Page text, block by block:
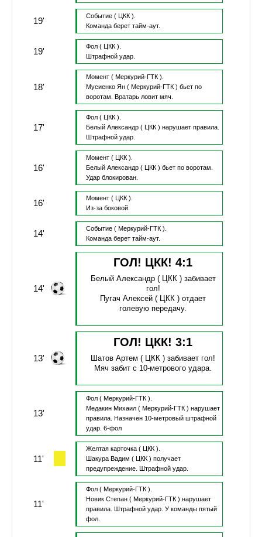
19' Событие ( ЦКК ).
Команда берет тайм-аут.
19' Фол ( ЦКК ).
Штрафной удар.
18'
Момент ( Меркурий-ГТК ).
Мусиенко Ян( Меркурий-ГТК ) бьет по
воротам.
Вратарь ловит мяч.
17'
Фол ( ЦКК ).
Белый Александр( ЦКК ) нарушает правила.
Штрафной удар.
16'
Момент ( ЦКК ).
Белый Александр( ЦКК ) бьет по воротам.
Удар блокирован.
16' Момент ( ЦКК ).
Из-за боковой.
14' Событие ( Меркурий-ГТК ).
Команда берет тайм-аут.
14'
ГОЛ! ЦКК!4:1
Белый Александр( ЦКК ) забивает
гол!
Пугач Алексей ( ЦКК )отдает
голевую передачу.
13'
ГОЛ! ЦКК!3:1
Шатов Артем ( ЦКК )забивает гол!
Мяч забит с 10-метрового удара.
13'
Фол ( Меркурий-ГТК ).
Медакин Михаил( Меркурий-ГТК ) нарушает
правила.
Назначен 10-метровый штрафной
удар. 6-фол
11'
Желтая карточка ( ЦКК ).
Шакура Вадим ( ЦКК ) получает
предупреждение.
Штрафной удар.
11'
Фол ( Меркурий-ГТК ).
Новик Степан( Меркурий-ГТК ) нарушает
правила.
Штрафной удар. У команды пятый
фол.